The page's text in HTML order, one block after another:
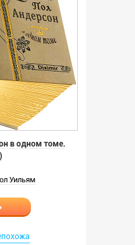
в одном томе.
Уильям